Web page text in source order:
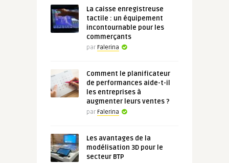
La caisse enregistreuse
tactile : un équipement
incontournable pour les
commerçants
par Falerina
Comment le planificateur
de performances aide-t-il
les entreprises à
augmenter leurs ventes ?
par Falerina
Les avantages de la
modélisation 3D pour le
secteur BTP